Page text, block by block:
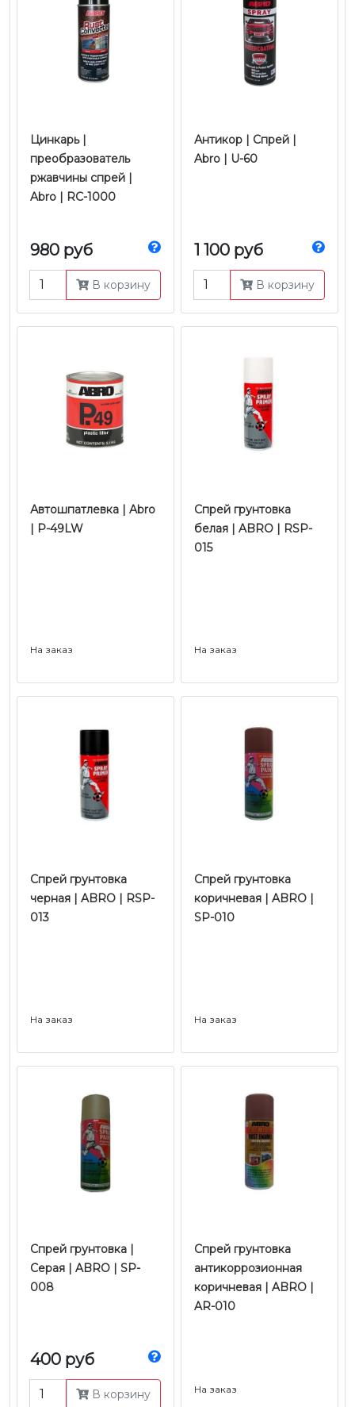
Цинкарь |
преобразователь
ржавчины спрей |
Abro | RC-1000
980 руб
В корзину
Антикор | Спрей |
Abro | U-60
1 100 руб
В корзину
Автошпатлевка | Abro
| Р-49LW
На заказ
Спрей грунтовка
белая | ABRO | RSP-
015
На заказ
Спрей грунтовка
черная | ABRO | RSP-
013
На заказ
Спрей грунтовка
коричневая | ABRO |
SP-010
На заказ
Спрей грунтовка |
Серая | ABRO | SP-
008
400 руб
В корзину
Спрей грунтовка
антикоррозионная
коричневая | ABRO |
AR-010
На заказ